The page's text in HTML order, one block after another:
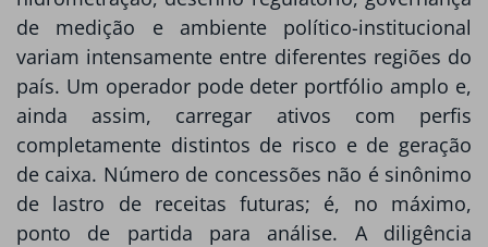
de medição e ambiente político-institucional
variam intensamente entre diferentes regiões do
país. Um operador pode deter portfólio amplo e,
ainda assim, carregar ativos com perfis
completamente distintos de risco e de geração
de caixa. Número de concessões não é sinônimo
de lastro de receitas futuras; é, no máximo,
ponto de partida para análise. A diligência